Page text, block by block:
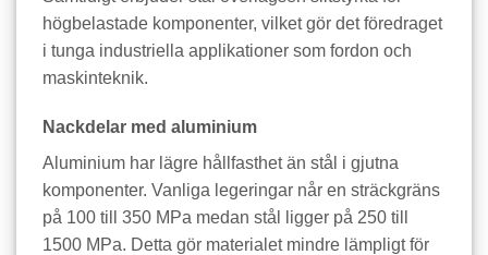
högbelastade komponenter, vilket gör det föredraget
i tunga industriella applikationer som fordon och
maskinteknik.
Nackdelar med aluminium
Aluminium har lägre hållfasthet än stål i gjutna
komponenter. Vanliga legeringar når en sträckgräns
på 100 till 350 MPa medan stål ligger på 250 till
1500 MPa. Detta gör materialet mindre lämpligt för